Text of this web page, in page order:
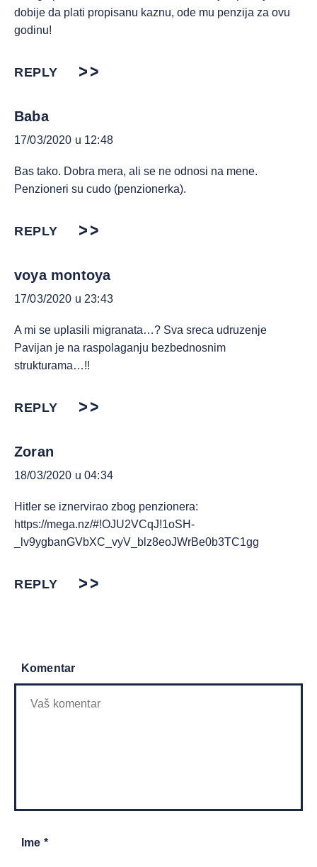
dobije da plati propisanu kaznu, ode mu penzija za ovu
godinu!
REPLY
Baba
17/03/2020 u 12:48
Bas tako. Dobra mera, ali se ne odnosi na mene.
Penzioneri su cudo (penzionerka).
REPLY
voya montoya
17/03/2020 u 23:43
A mi se uplasili migranata…? Sva sreca udruzenje
Pavijan je na raspolaganju bezbednosnim
strukturama…!!
REPLY
Zoran
18/03/2020 u 04:34
Hitler se iznervirao zbog penzionera:
https://mega.nz/#!OJU2VCqJ!1oSH-
_lv9ygbanGVbXC_vyV_blz8eoJWrBe0b3TC1gg
REPLY
Komentar
Ime *